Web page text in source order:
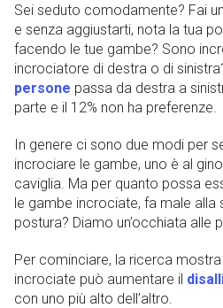
Sei seduto comodamente? Fai
e senza aggiustarti, nota la tua
facendo le tue gambe? Sono
incrociatore di destra o di
persone passa da destra a
parte e il 12% non ha preferenze.
In genere ci sono due modi per
incrociare le gambe, uno è al
caviglia. Ma per quanto possa
le gambe incrociate, fa male alla
postura? Diamo un’occhiata alle
Per cominciare, la ricerca
incrociate può aumentare il
con uno più alto dell’altro.